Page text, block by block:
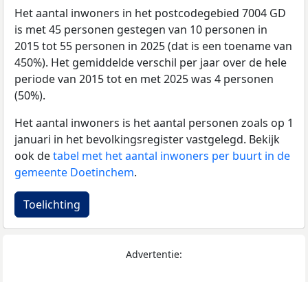
Het aantal inwoners in het postcodegebied 7004 GD
is met 45 personen gestegen van 10 personen in
2015 tot 55 personen in 2025 (dat is een toename van
450%). Het gemiddelde verschil per jaar over de hele
periode van 2015 tot en met 2025 was 4 personen
(50%).
Het aantal inwoners is het aantal personen zoals op 1
januari in het bevolkingsregister vastgelegd. Bekijk
ook detabel met het aantal inwoners per buurt in de
gemeente Doetinchem.
Toelichting
Advertentie: